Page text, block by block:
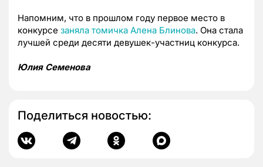
Напомним, что в прошлом году первое место в
конкурсе заняла томичка Алена Блинова. Она стала
лучшей среди десяти девушек-участниц конкурса.
Юлия Семенова
Поделиться новостью: